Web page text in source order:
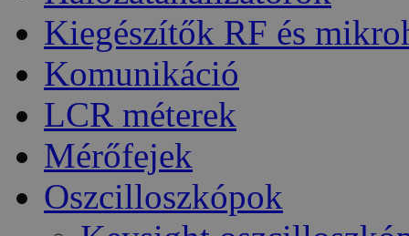
Kiegészítők RF és
Komunikáció
LCR méterek
Mérőfejek
Oszcilloszkópok